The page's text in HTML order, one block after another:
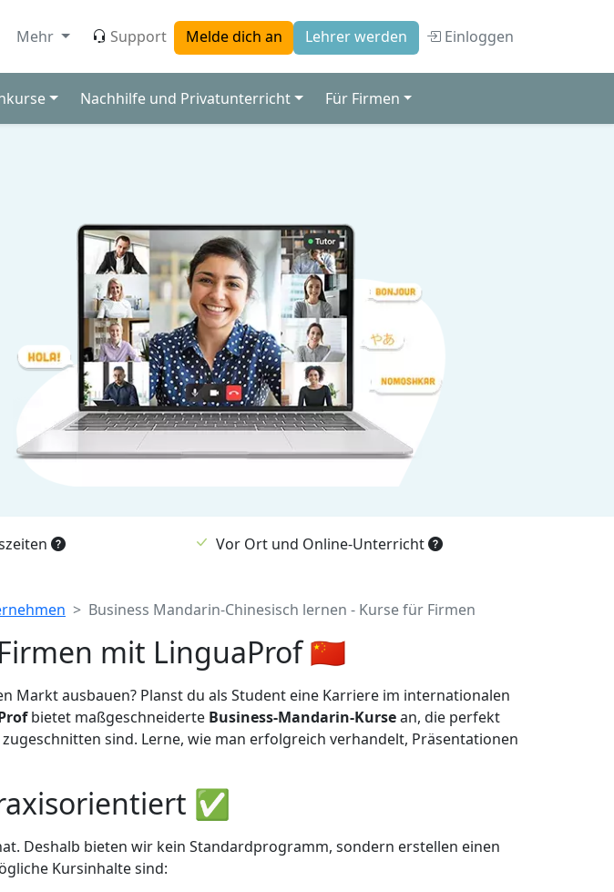
Mehr Support Melde dich an Lehrer werden Einloggen
Nachhilfe und Privatunterricht Für Firmen
Vor Ort und Online-Unterricht
Business Mandarin-Chinesisch lernen - Kurse für Firmen
mit LinguaProf 🇨🇳
Markt ausbauen? Planst du als Student eine Karriere im internationalen
bietet maßgeschneiderte Business-Mandarin-Kursean, die perfekt
sind. Lerne, wie man erfolgreich verhandelt, Präsentationen
✅
Deshalb bieten wir kein Standardprogramm, sondern erstellen einen
Kursinhalte sind: